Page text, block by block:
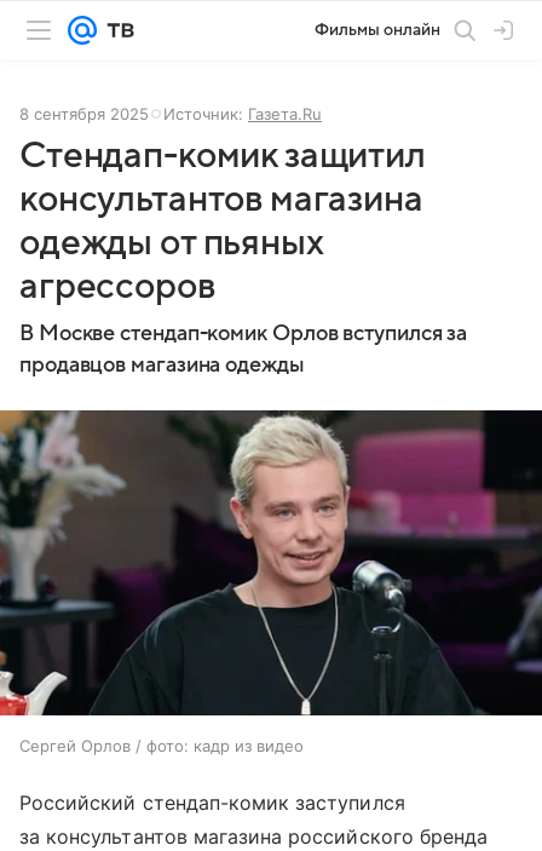
Фильмы онлайн
8 сентября 2025 Источник: Газета.Ru
Стендап-комик защитил
консультантов магазина
одежды от пьяных
агрессоров
В Москве стендап-комик Орлов вступился за
продавцов магазина одежды
Сергей Орлов / фото: кадр из видео
Российский стендап-комик заступился
за консультантов магазина российского бренда